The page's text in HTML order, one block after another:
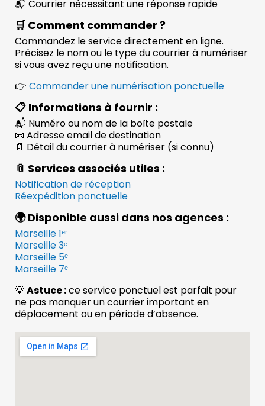
📬 Courrier nécessitant une réponse rapide
🛒 Comment commander ?
Commandez le service directement en ligne.
Précisez le nom ou le type du courrier à numériser
si vous avez reçu une notification.
👉 Commander une numérisation ponctuelle
📋 Informations à fournir :
📬 Numéro ou nom de la boîte postale
📧 Adresse email de destination
📄 Détail du courrier à numériser (si connu)
📎 Services associés utiles :
Notification de réception
Réexpédition ponctuelle
🌍 Disponible aussi dans nos agences :
Marseille 1ᵉʳ
Marseille 3ᵉ
Marseille 5ᵉ
Marseille 7ᵉ
💡Astuce :ce service ponctuel est parfait pour
ne pas manquer un courrier important en
déplacement ou en période d’absence.